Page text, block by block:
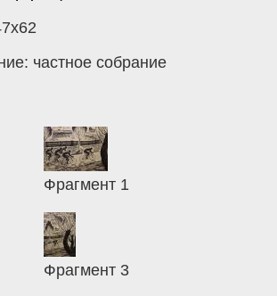
частное собрание
Фрагмент 1
Фрагмент 3